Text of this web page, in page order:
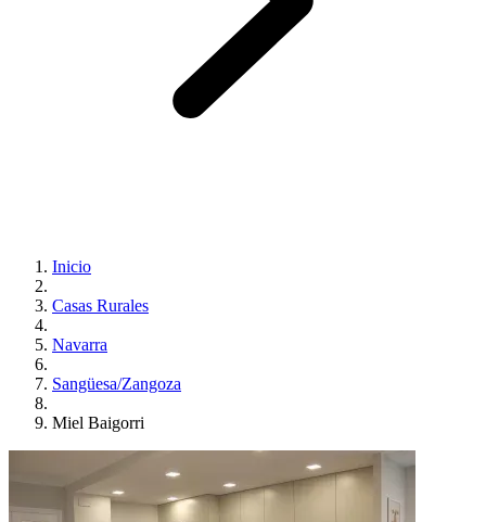
Inicio
Casas Rurales
Navarra
Sangüesa/Zangoza
Miel Baigorri